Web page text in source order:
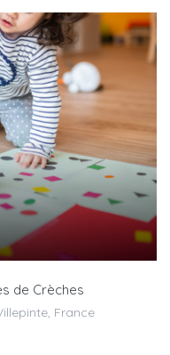
de Crèches
France